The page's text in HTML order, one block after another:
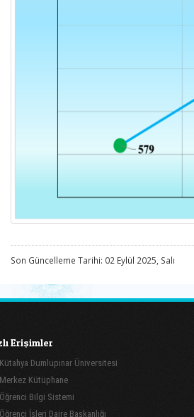
Son Güncelleme Tarihi: 02 Eylül 2025, Salı
Erişimler
Kütahya Dumlupınar Üniversitesi
Merkez Kütüphane
Öğrenci Bilgi Sistemi
Öğrenci İşleri Daire Başkanlığı